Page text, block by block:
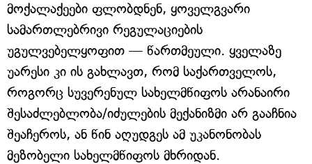
მოქალაქეები ფლობდნენ, ყოველგვარი
სამართლებრივი რეგულაციების
უგულვებელყოფით — წართმეული. ყველაზე
უარესი კი ის გახლავთ, რომ საქართველოს,
როგორც სუვერენულ სახელმწიფოს არანაირი
შესაძლებლობა/იძულების მექანიზმი არ გააჩნია
შეაჩეროს, ან წინ აღუდგეს ამ უკანონობას
მეზობელი სახელმწიფოს მხრიდან.